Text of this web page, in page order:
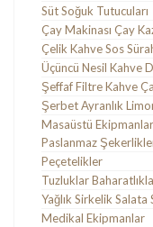
Süt Soğuk Tutucuları
Çay Makinası Çay
Çelik Kahve Sos
Üçüncü Nesil Kahve
Şeffaf Filtre Kahve
Şerbet Ayranlık
Masaüstü
Paslanmaz
Peçetelikler
Tuzluklar
Yağlık Sirkelik Salata
Medikal Ekipmanlar